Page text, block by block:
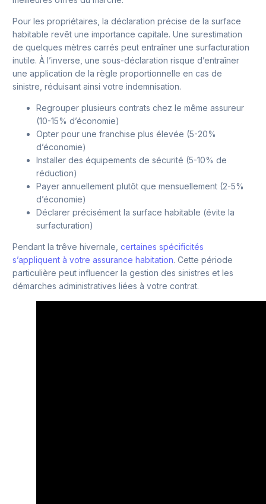
Pour les propriétaires, la déclaration précise de la surface
habitable revêt une importance capitale. Une surestimation
de quelques mètres carrés peut entraîner une surfacturation
inutile. À l’inverse, une sous-déclaration risque d’entraîner
une application de la règle proportionnelle en cas de
sinistre, réduisant ainsi votre indemnisation.
Regrouper plusieurs contrats chez le même assureur
(10-15% d’économie)
Opter pour une franchise plus élevée (5-20%
d’économie)
Installer des équipements de sécurité (5-10% de
réduction)
Payer annuellement plutôt que mensuellement (2-5%
d’économie)
Déclarer précisément la surface habitable (évite la
surfacturation)
Pendant la trêve hivernale,certaines spécificités
s’appliquent à votre assurance habitation. Cette période
particulière peut influencer la gestion des sinistres et les
démarches administratives liées à votre contrat.